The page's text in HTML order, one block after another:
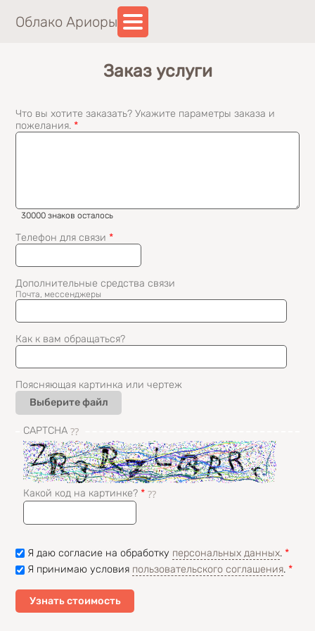
Перейти к основному содержанию
Облако Ариоры
Заказ услуги
Что вы хотите заказать? Укажите параметры заказа и
пожелания. *
30000 знаков осталось
Телефон для связи *
Дополнительные средства связи
Почта, мессенджеры
Как к вам обращаться?
Поясняющая картинка или чертеж
Выберите файл
CAPTCHA
Какой код на картинке? *
Я даю согласие на обработку персональных данных. *
Я принимаю условия пользовательского соглашения. *